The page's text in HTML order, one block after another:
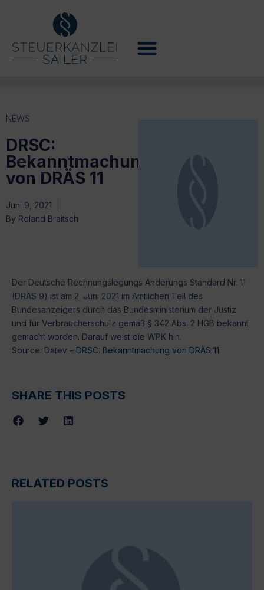
NEWS
DRSC:
Bekanntmachung
von DRÄS 11
Juni 9, 2021
By Roland Braitsch
Der Deutsche Rechnungslegungs Änderungs Standard Nr. 11
(DRÄS 9) ist am 2. Juni 2021 im Amtlichen Teil des
Bundesanzeigers durch das Bundesministerium der Justiz
und für Verbraucherschutz gemäß § 342 Abs. 2 HGB bekannt
gemacht worden. Darauf weist die WPK hin.
Source: Datev – DRSC: Bekanntmachung von DRÄS 11
SHARE THIS POSTS
RELATED POSTS